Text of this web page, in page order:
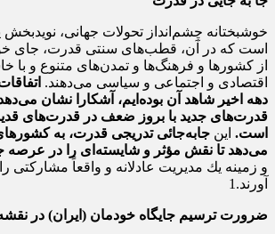
خوشبختانه چشم‌انداز تحولات جهانى،
است كه در آن، قطب‌هاى سنتى قدرت، جاى
از كشورها و فرهنگ‌ها و تمدن‌هاى متنوع و با
اقتصادى و اجتماعى و سیاسى می‌دهند.
دهه‌ اخیر شاهد آن بوده‌ایم، آشكارا نشان
قدرت‌هاى جدید با بروز ضعف در قدرت‌هاى
است. این جابه‌جائى تدریجى قدرت، به
می‌دهد تا نقش مؤثر و شایسته‌اى را در عرصه‌
و زمینه‌ یك مدیریت عادلانه و واقعاً مشاركتى
آورند.1
ضرورت ترسیم جایگاه خودمان (ایران) در